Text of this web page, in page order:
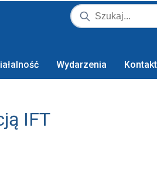
Wydarzenia Kontakt
IFT